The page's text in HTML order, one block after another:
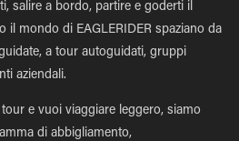
salire a bordo, partire e goderti il
il mondo di EAGLERIDER spaziano da
a tour autoguidati, gruppi
aziendali.
e vuoi viaggiare leggero, siamo
di abbigliamento,